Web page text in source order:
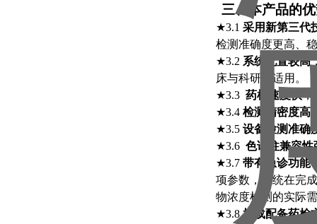
三、本产品的
★3.1 采用新第三代
检测准确度更高、
★3.2 系统配置较高
床与科研都适用。
★3.3 药检速度快，
★3.4 检测精密度高
★3.5 设备检测准确
★3.6 色谱柱兼容性
★3.7 带有急诊功能
项参数，系统在完
物浓度检测的实际
★3.8机载配备药检